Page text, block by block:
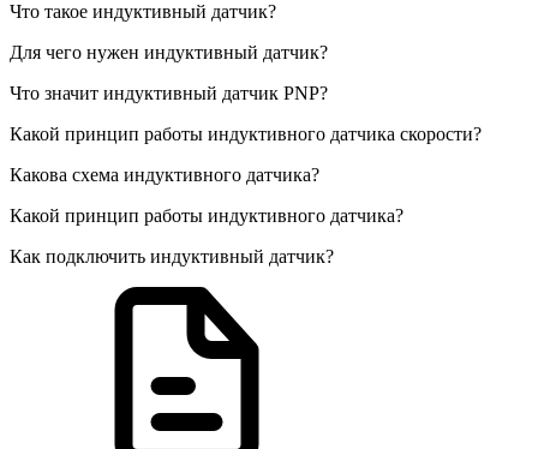
Что такое индуктивный датчик?
Для чего нужен индуктивный датчик?
Что значит индуктивный датчик PNP?
Какой принцип работы индуктивного датчика скорости?
Какова схема индуктивного датчика?
Какой принцип работы индуктивного датчика?
Как подключить индуктивный датчик?